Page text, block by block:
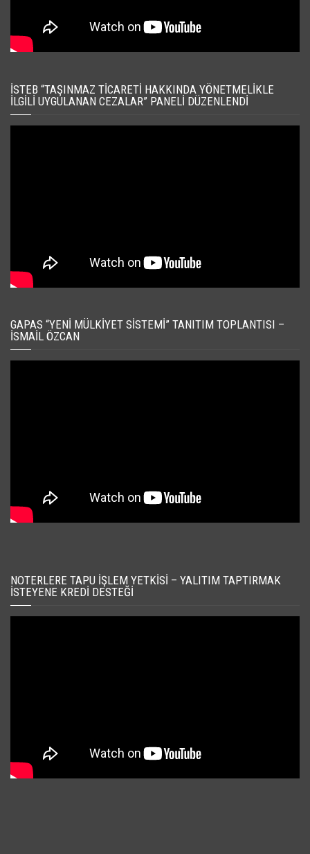
İSTEB “TAŞINMAZ TICARETI HAKKINDA YÖNETMELIKLE
İLGILI UYGULANAN CEZALAR” PANELI DÜZENLENDI
GAPAS “YENI MÜLKIYET SISTEMI” TANITIM TOPLANTISI –
İSMAIL ÖZCAN
NOTERLERE TAPU İŞLEM YETKISI – YALITIM TAPTIRMAK
İSTEYENE KREDI DESTEĞI